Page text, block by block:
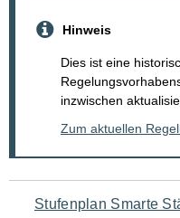
Hinweis
Dies ist eine
inzwischen
Zum aktuellen
Navigation
Stufenplan Smarte